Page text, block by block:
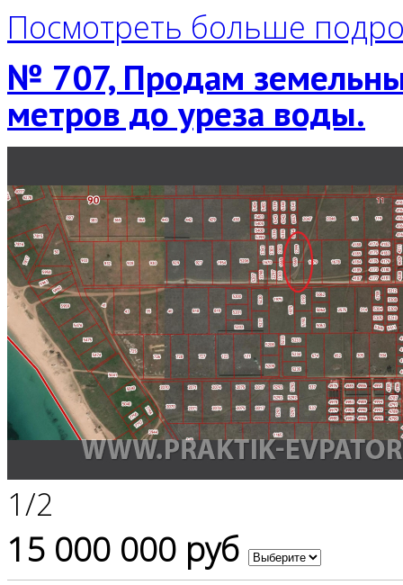
Посмотреть больше
№ 707, Продам
метров до уреза воды.
1/2
15 000 000 руб